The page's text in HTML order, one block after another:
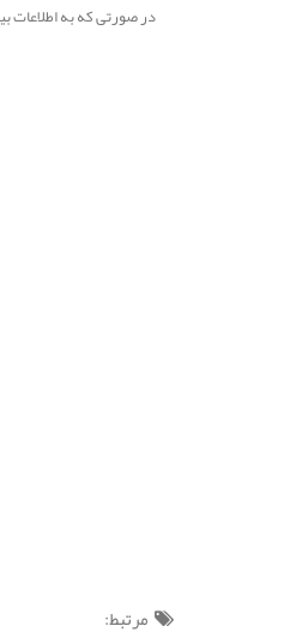
در صورتی که به اطلاعات
مرتبط: